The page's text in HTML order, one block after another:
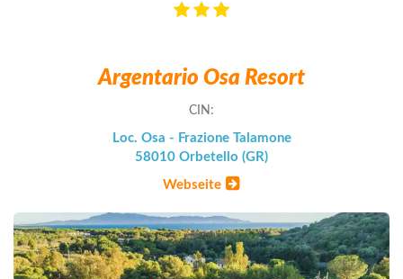
Argentario Osa Resort
CIN:
Loc. Osa - Frazione Talamone
58010 Orbetello (GR)
Webseite